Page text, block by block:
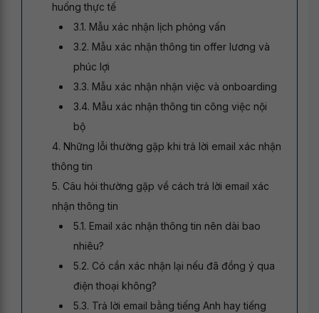
huống thực tế
3.1. Mẫu xác nhận lịch phỏng vấn
3.2. Mẫu xác nhận thông tin offer lương và
phúc lợi
3.3. Mẫu xác nhận nhận việc và onboarding
3.4. Mẫu xác nhận thông tin công việc nội
bộ
4. Những lỗi thường gặp khi trả lời email xác nhận
thông tin
5. Câu hỏi thường gặp về cách trả lời email xác
nhận thông tin
5.1. Email xác nhận thông tin nên dài bao
nhiêu?
5.2. Có cần xác nhận lại nếu đã đồng ý qua
điện thoại không?
5.3. Trả lời email bằng tiếng Anh hay tiếng